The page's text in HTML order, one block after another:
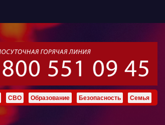
СВО Образование Безопасность Семья